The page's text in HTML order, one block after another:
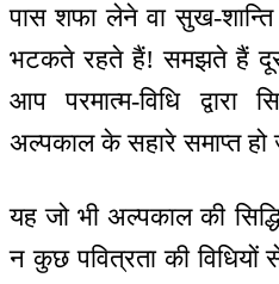
पास शफा लेने वा सुख-
भटकते रहते हैं! समझते हैं दूर
आप परमात्म-विधि द्वारा
अल्पकाल के सहारे समाप्त हो
यह जो भी अल्पकाल की
न कुछ पवित्रता की विधियों